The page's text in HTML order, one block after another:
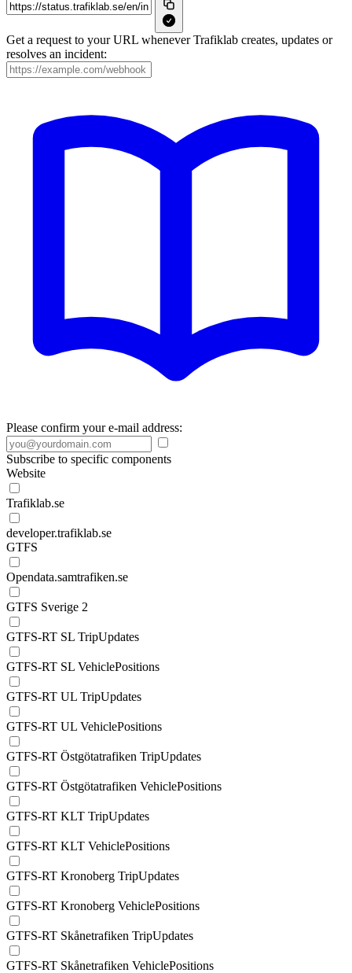
Get a request to your URL whenever Trafiklab creates, updates or
resolves an incident:
Please confirm your e-mail address:
Subscribe to specific components
Website
Trafiklab.se
developer.trafiklab.se
GTFS
Opendata.samtrafiken.se
GTFS Sverige 2
GTFS-RT SL TripUpdates
GTFS-RT SL VehiclePositions
GTFS-RT UL TripUpdates
GTFS-RT UL VehiclePositions
GTFS-RT Östgötatrafiken TripUpdates
GTFS-RT Östgötatrafiken VehiclePositions
GTFS-RT KLT TripUpdates
GTFS-RT KLT VehiclePositions
GTFS-RT Kronoberg TripUpdates
GTFS-RT Kronoberg VehiclePositions
GTFS-RT Skånetrafiken TripUpdates
GTFS-RT Skånetrafiken VehiclePositions